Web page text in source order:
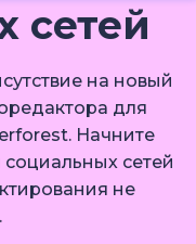
сетей
на новый
для
Начните
сетей
не